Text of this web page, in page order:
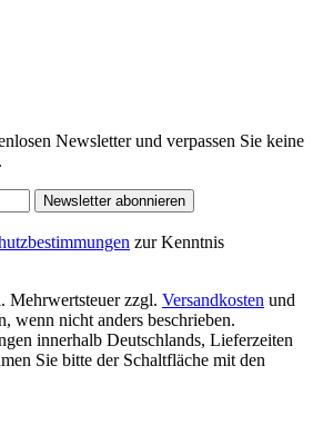
Newsletter und verpassen Sie keine
Newsletter abonnieren
zur Kenntnis
Mehrwertsteuer zzgl. Versandkosten und
wenn nicht anders beschrieben.
innerhalb Deutschlands, Lieferzeiten
Sie bitte der Schaltfläche mit den